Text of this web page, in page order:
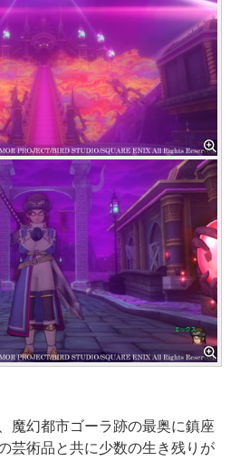
魔幻都市ゴーラ跡の最奥に鎮座
芸術品と共に少数の生き残りが